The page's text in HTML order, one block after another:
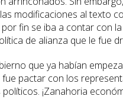
modificaciones al texto
fin se iba a contar con
de alianza que le fue
que ya habían
pactar con los
¡Zanahoria